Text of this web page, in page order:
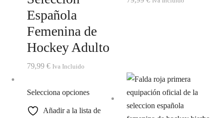
Española
Femenina de
Hockey Adulto
79,99 € Iva Incluido
Selecciona opciones
Añadir a la lista de